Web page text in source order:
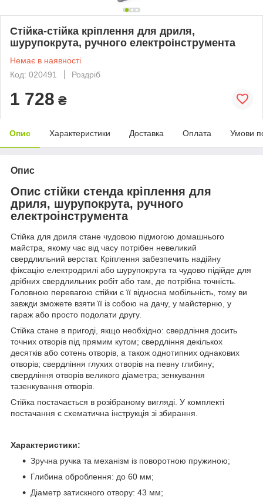
Стійка-стійка кріплення для дриля,
шурупокрута, ручного електроінструмента
Немає в наявності
Код: 020491
Роздріб
1 728 ₴
Опис Характеристики Доставка Оплата Умови
Опис
Опис стійки стенда кріплення для
дриля, шурупокрута, ручного
електроінструмента
Стійка для дриля стане чудовою підмогою домашнього
майстра, якому час від часу потрібен невеликий
свердлильний верстат. Кріплення забезпечить надійну
фіксацію електродрилі або шурупокрута та чудово підійде для
дрібних свердлильних робіт або там, де потрібна точність.
Головною перевагою стійки є її відносна мобільність, тому ви
завжди зможете взяти її із собою на дачу, у майстерню, у
гараж або просто подолати другу.
Стійка стане в пригоді, якщо необхідно: свердління досить
точних отворів під прямим кутом; свердління декількох
десятків або сотень отворів, а також однотипних однакових
отворів; свердління глухих отворів на певну глибину;
свердління отворів великого діаметра; зенкування
тазенкування отворів.
Стійка постачається в розібраному вигляді. У комплекті
постачання є схематична інструкція зі збирання.
Характеристики:
Зручна ручка та механізм із поворотною пружиною;
Глибина оброблення: до 60 мм;
Діаметр затискного отвору: 43 мм;